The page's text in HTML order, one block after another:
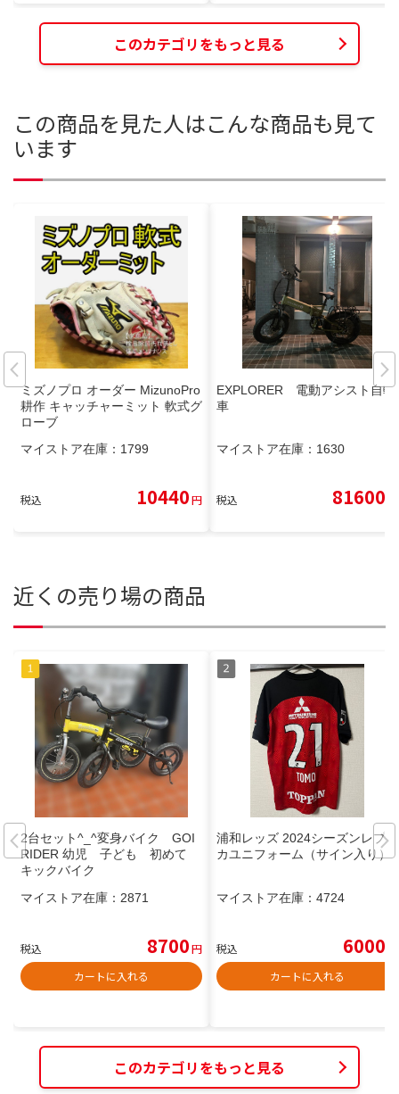
このカテゴリをもっと見る
この商品を見た人はこんな商品も見て
います
ミズノプロ オーダー MizunoPro
耕作 キャッチャーミット 軟式グ
ローブ
マイストア在庫： 1799
税込 10440円
EXPLORER 電動アシスト自転
車
マイストア在庫： 1630
税込 81600
近くの売り場の商品
2台セット^_^変身バイク GOI
RIDER 幼児 子ども 初めて
キックバイク
マイストア在庫： 2871
税込 8700円
カートに入れる
浦和レッズ 2024シーズンレプリ
カユニフォーム（サイン入り）
マイストア在庫： 4724
税込 6000
カートに入れる
このカテゴリをもっと見る